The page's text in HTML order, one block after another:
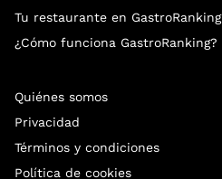
Tu restaurante en GastroRanking
¿Cómo funciona GastroRanking?
Quiénes somos
Privacidad
Términos y condiciones
Política de cookies